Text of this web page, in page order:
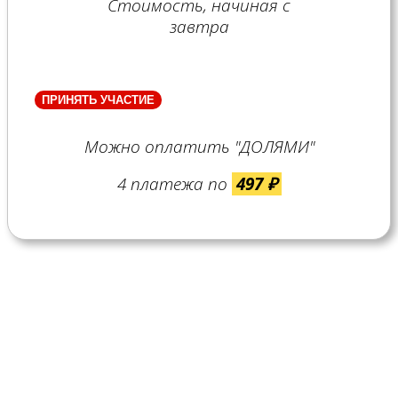
Стоимость, начиная с
завтра
ПРИНЯТЬ УЧАСТИЕ
Можно оплатить "ДОЛЯМИ"
4 платежа по 497 ₽